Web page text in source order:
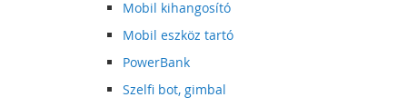
Mobil kihangosító
Mobil eszköz tartó
PowerBank
Szelfi bot, gimbal